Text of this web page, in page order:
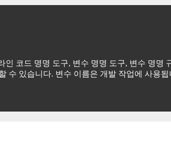
인 코드 명명 도구, 변수 명명 도구, 변수 명명
수 있습니다. 변수 이름은 개발 작업에 사용됩